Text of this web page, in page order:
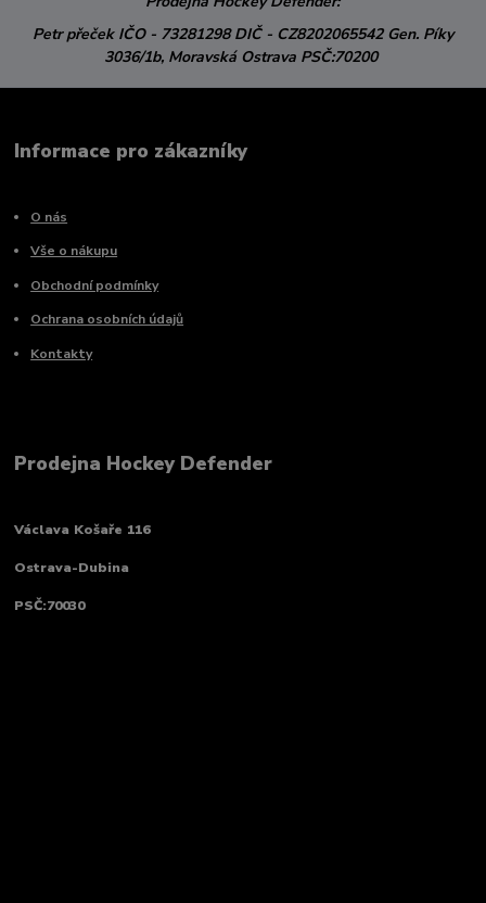
Petr přeček IČO - 73281298DIČ - CZ8202065542 Gen. Píky
3036/1b, Moravská Ostrava PSČ:70200
Informace pro zákazníky
O nás
Vše o nákupu
Obchodní podmínky
Ochrana osobních údajů
Kontakty
Prodejna Hockey Defender
Václava Košaře 116
Ostrava-Dubina
PSČ:70030